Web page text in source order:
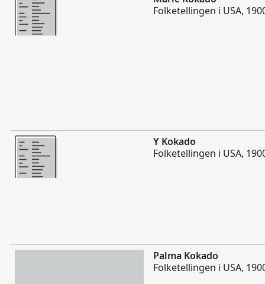
Folketellingen i USA,
Flere
Y Kokado
Folketellingen i USA,
Flere
Palma Kokado
Folketellingen i USA,